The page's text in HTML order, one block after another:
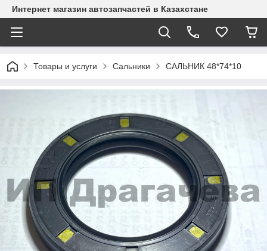
Интернет магазин автозапчастей в Казахстане
Товары и услуги Сальники САЛЬНИК 48*74*10